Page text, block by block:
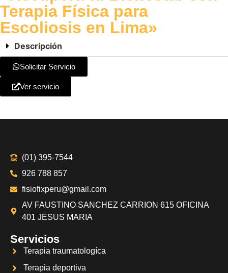
Terapia Física para
Escoliosis en Lima»
Descripción
Solicitar Servicio
Ver servicio
(01) 395-7544
926 788 857
fisiofixperu@gmail.com
AV FAUSTINO SANCHEZ CARRION 615 OFICINA
401 JESUS MARIA
Servicios
Terapia traumatologíca
Terapia deportiva